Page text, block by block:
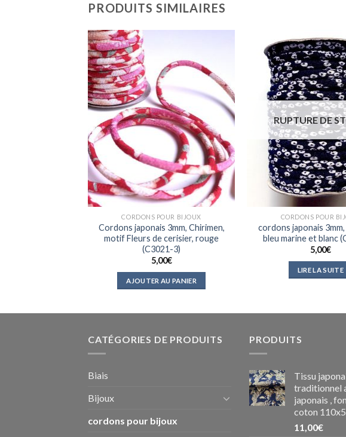
PRODUITS SIMILAIRES
Ajouter
à la liste
d'envies
CORDONS POUR BIJOUX
Cordons japonais 3mm, Chirimen,
motif Fleurs de cerisier, rouge
(C3021-3)
5,00€
AJOUTER AU PANIER
RUPTURE DE
CORDONS POUR
cordons japonais
bleu marine et blanc
5,00€
LIRE LA SUITE
CATÉGORIES DE PRODUITS
Biais
Bijoux
cordons pour bijoux
PRODUITS
Tissu
traditionnel
japonais ,
coton
11,00€